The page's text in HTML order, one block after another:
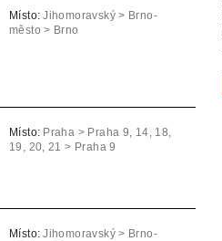
Místo: Jihomoravský > Brno-
město > Brno
Místo: Praha > Praha 9, 14, 18,
19, 20, 21 > Praha 9
Místo: Jihomoravský > Brno-